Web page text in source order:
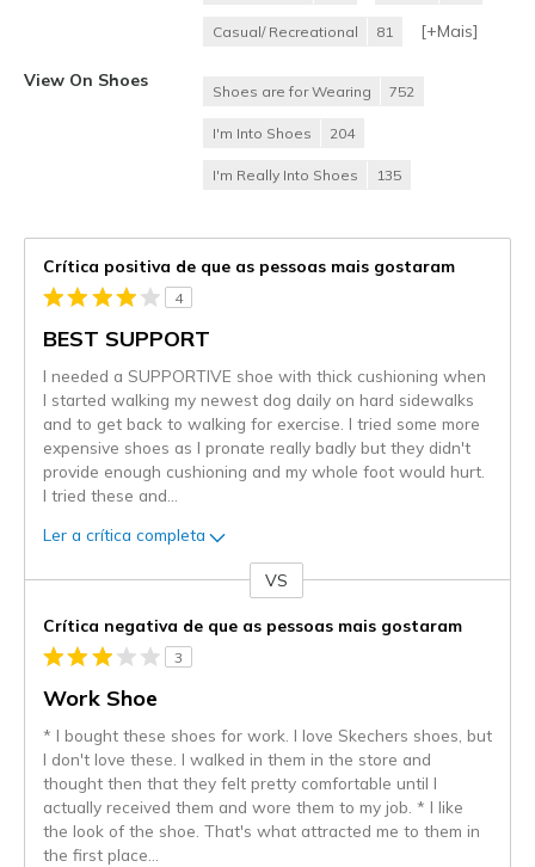
Casual/ Recreational 81 [+Mais]
View On Shoes
Shoes are for Wearing 752
I'm Into Shoes 204
I'm Really Into Shoes 135
Crítica positiva de que as pessoas mais gostaram
4
BEST SUPPORT
I needed a SUPPORTIVE shoe with thick cushioning when
I started walking my newest dog daily on hard sidewalks
and to get back to walking for exercise. I tried some more
expensive shoes as I pronate really badly but they didn't
provide enough cushioning and my whole foot would hurt.
I tried these and
Ler a crítica completa
VS
Crítica negativa de que as pessoas mais gostaram
3
Work Shoe
* I bought these shoes for work. I love Skechers shoes, but
I don't love these. I walked in them in the store and
thought then that they felt pretty comfortable until I
actually received them and wore them to my job. * I like
the look of the shoe. That's what attracted me to them in
the first place